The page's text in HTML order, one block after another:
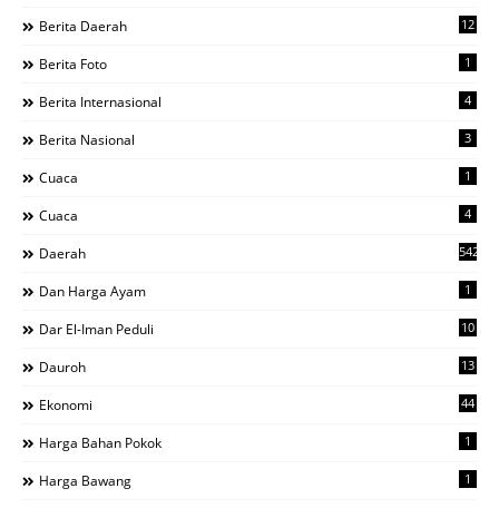
Berita Daerah 12
Berita Foto 1
Berita Internasional 4
Berita Nasional 3
Cuaca 1
Cuaca 4
Daerah 542
Dan Harga Ayam 1
Dar El-Iman Peduli 10
Dauroh 13
Ekonomi 44
Harga Bahan Pokok 1
Harga Bawang 1